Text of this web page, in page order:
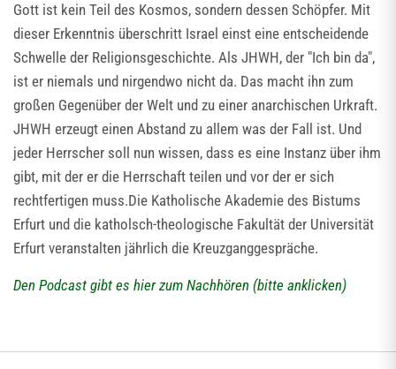
Gott ist kein Teil des Kosmos, sondern dessen Schöpfer. Mit
dieser Erkenntnis überschritt Israel einst eine entscheidende
Schwelle der Religionsgeschichte. Als JHWH, der "Ich bin da",
ist er niemals und nirgendwo nicht da. Das macht ihn zum
großen Gegenüber der Welt und zu einer anarchischen Urkraft.
JHWH erzeugt einen Abstand zu allem was der Fall ist. Und
jeder Herrscher soll nun wissen, dass es eine Instanz über ihm
gibt, mit der er die Herrschaft teilen und vor der er sich
rechtfertigen muss.Die Katholische Akademie des Bistums
Erfurt und die katholsch-theologische Fakultät der Universität
Erfurt veranstalten jährlich die Kreuzganggespräche.
Den Podcast gibt es hier zum Nachhören (bitte anklicken)